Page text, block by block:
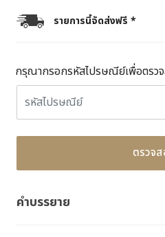
รายการนี้จัดส่งฟรี *
กรุณากรอกรหัสไปรษณีย์เพื่อตรวจ
ตรวจ
คำบรรยาย